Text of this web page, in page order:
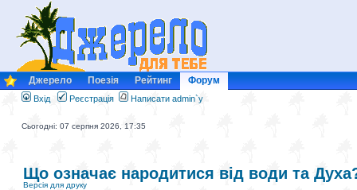
Джерело Поезія Рейтинг Форум
Вхід Реєстрація Написати admin`у
Сьогодні: 07 серпня 2026, 17:35
Що означає народитися від води та
Версія для друку